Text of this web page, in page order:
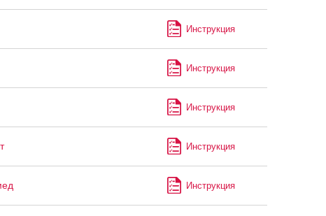
Инструкция
Инструкция
Инструкция
Инструкция
Инструкция